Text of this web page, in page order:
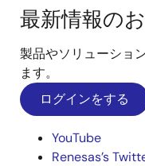
最新情報の
製品やソリューショ
ます。
ログインをする
YouTube
Renesas’s